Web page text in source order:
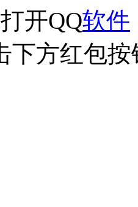
开QQ软件
下方红包